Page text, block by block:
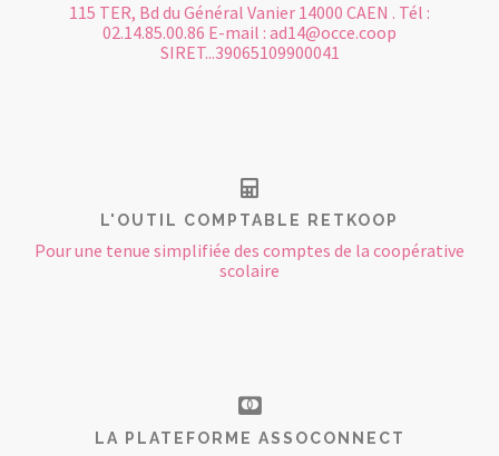
115 TER, Bd du Général Vanier 14000 CAEN . Tél :
02.14.85.00.86 E-mail : ad14@occe.coop
SIRET...39065109900041
L'OUTIL COMPTABLE RETKOOP
Pour une tenue simplifiée des comptes de la coopérative
scolaire
LA PLATEFORME ASSOCONNECT